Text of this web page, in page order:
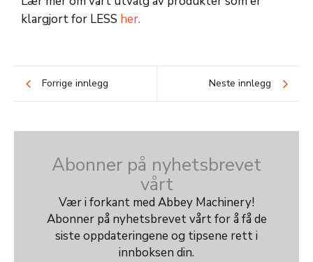
klargjort for LESS her.
Forrige innlegg Neste innlegg
Abonner på nyhetsbrevet
vårt
Vær i forkant med Abbey Machinery!
Abonner på nyhetsbrevet vårt for å få de
siste oppdateringene og tipsene rett i
innboksen din.